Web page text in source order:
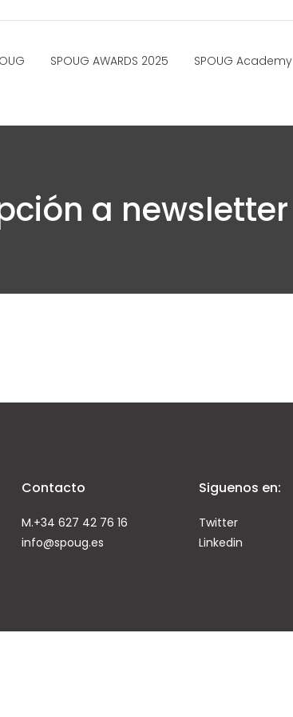
SPOUG AWARDS 2025 SPOUG Academy
a newsletter
Contacto
M.+34 627 42 76 16
info@spoug.es
Siguenos en:
Twitter
Linkedin